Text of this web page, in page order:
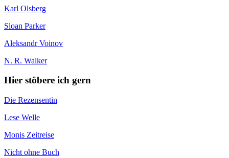
Karl Olsberg
Sloan Parker
Aleksandr Voinov
N. R. Walker
Hier stöbere ich gern
Die Rezensentin
Lese Welle
Monis Zeitreise
Nicht ohne Buch